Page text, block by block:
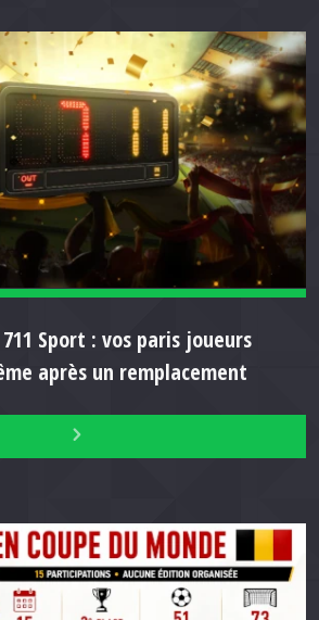
Sport : vos paris joueurs
après un remplacement